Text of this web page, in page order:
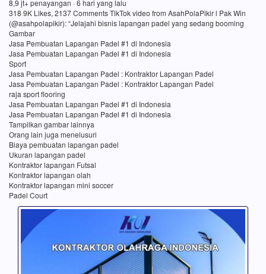
8,9 jt+ penayangan · 6 hari yang lalu
318 9K Likes, 2137 Comments TikTok video from AsahPolaPikir l Pak Win
(@asahpolapikir): “Jelajahi bisnis lapangan padel yang sedang booming
Gambar
Jasa Pembuatan Lapangan Padel #1 di Indonesia
Jasa Pembuatan Lapangan Padel #1 di Indonesia
Sport
Jasa Pembuatan Lapangan Padel : Kontraktor Lapangan Padel
Jasa Pembuatan Lapangan Padel : Kontraktor Lapangan Padel
raja sport flooring
Jasa Pembuatan Lapangan Padel #1 di Indonesia
Jasa Pembuatan Lapangan Padel #1 di Indonesia
Tampilkan gambar lainnya
Orang lain juga menelusuri
Biaya pembuatan lapangan padel
Ukuran lapangan padel
Kontraktor lapangan Futsal
Kontraktor lapangan olah
Kontraktor lapangan mini soccer
Padel Court